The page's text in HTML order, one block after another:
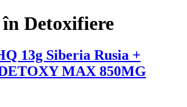
Detoxifiere
13g Siberia Rusia +
MAX 850MG